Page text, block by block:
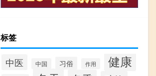
标签
中医 中国 习俗 作用 健康